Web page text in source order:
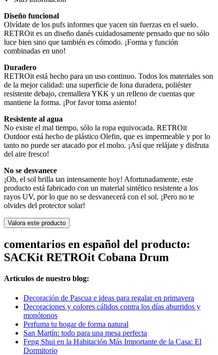
Diseño funcional
Olvídate de los pufs informes que yacen sin fuerzas en el suelo.
RETROit es un diseño danés cuidadosamente pensado que no sólo
luce bien sino que también es cómodo. ¡Forma y función
combinadas en uno!
Duradero
RETROit está hecho para un uso continuo. Todos los materiales son
de la mejor calidad: una superficie de lona duradera, poliéster
resistente debajo, cremallera YKK y un relleno de cuentas que
mantiene la forma. ¡Por favor toma asiento!
Resistente al agua
No existe el mal tiempo, sólo la ropa equivocada. RETROit
Outdoor está hecho de plástico Olefin, que es impermeable y por lo
tanto no puede ser atacado por el moho. ¡Así que relájate y disfruta
del aire fresco!
No se desvanece
¡Oh, el sol brilla tan intensamente hoy! Afortunadamente, este
producto está fabricado con un material sintético resistente a los
rayos UV, por lo que no se desvanecerá con el sol. ¡Pero no te
olvides del protector solar!
Valora este producto
comentarios en español del producto:
SACKit RETROit Cobana Drum
Artículos de nuestro blog:
Decoración de Pascua e ideas para regalar en primavera
Decoraciones y colores cálidos contra los días aburridos y
monótonos
Perfuma tu hogar de forma natural
San Martín: todo para una mesa perfecta
Feng Shui en la Habitación Más Importante de la Casa: El
Dormitorio